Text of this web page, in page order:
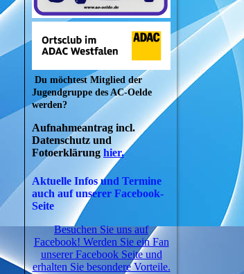
Du möchtest Mitglied der
Jugendgruppe des AC-Oelde
werden?
Aufnahmeantrag incl.
Datenschutz und
Fotoerklärung hier.
Aktuelle Infos und Termine
auch auf unserer Facebook-
Seite
Besuchen Sie uns auf
Facebook! Werden Sie ein Fan
unserer Facebook Seite und
erhalten Sie besondere Vorteile.